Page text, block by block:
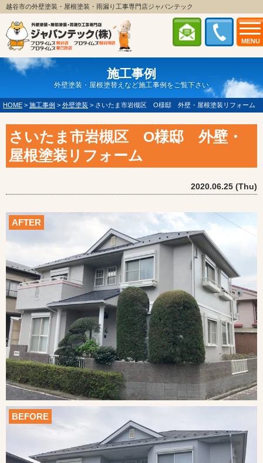
MENU
越谷市の外壁塗装・屋根塗装・雨漏り工事専門店ジャパンテック
施工事例
外壁塗装・屋根塗替えなど施工事例をご覧下さい
HOME > 施工事例 > 外壁塗装 > さいたま市岩槻区 O様邸 外壁・屋根塗装リフォーム
さいたま市岩槻区 O様邸 外壁・
屋根塗装リフォーム
2020.06.25 (Thu)
AFTER
BEFORE